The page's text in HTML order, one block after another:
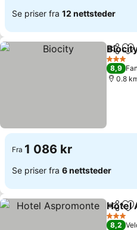
Se priser fra 12 nettsteder
Del
3 Stjerner
8,9
0.8
Fra 1 086 kr
Se priser fra 6 nettsteder
Del
Hotel
3 Stjerner
8,2